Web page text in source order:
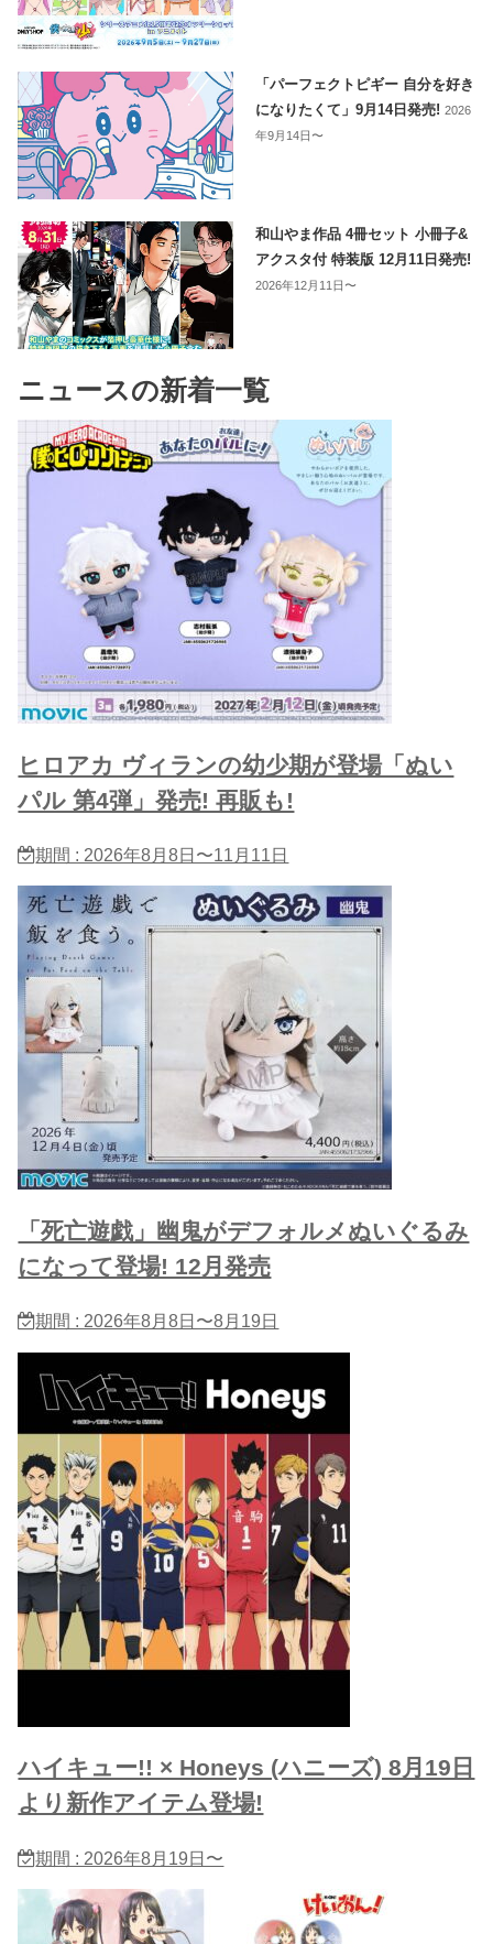
「パーフェクトピギー 自分を好き
になりたくて」9月14日発売!2026
年9月14日〜
和山やま作品 4冊セット 小冊子&
アクスタ付 特装版 12月11日発売!
2026年12月11日〜
ニュースの新着一覧
ヒロアカ ヴィランの幼少期が登場「ぬい
パル 第4弾」発売! 再販も!
期間 : 2026年8月8日〜11月11日
「死亡遊戯」幽鬼がデフォルメぬいぐるみ
になって登場! 12月発売
期間 : 2026年8月8日〜8月19日
ハイキュー!! × Honeys (ハニーズ) 8月19日
より新作アイテム登場!
期間 : 2026年8月19日〜